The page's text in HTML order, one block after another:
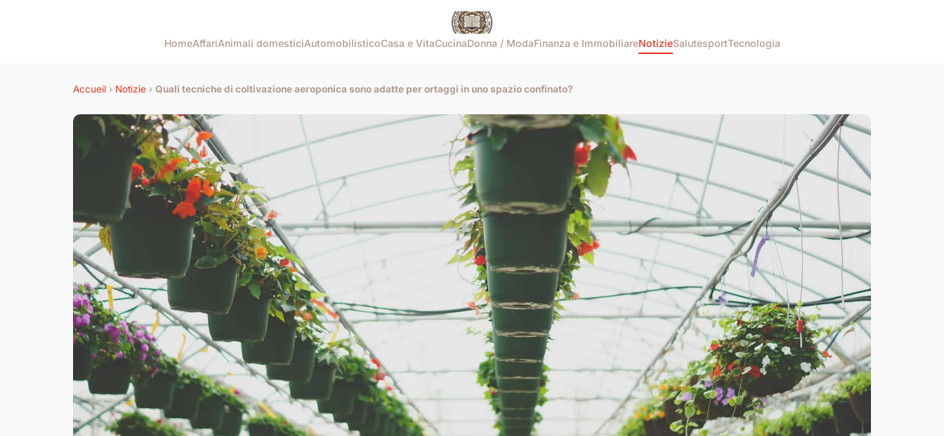
HomeAffariAnimali domesticiAutomobilisticoCasa e VitaCucinaDonna / ModaFinanza e ImmobiliareNotizieSalutesportTecnologia
Accueil › Notizie › Quali tecniche di coltivazione aeroponica sono adatte per ortaggi in uno spazio confinato?